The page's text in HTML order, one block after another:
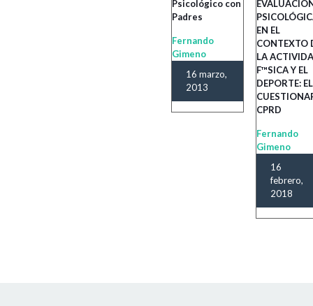
Psicológico con
Padres
Fernando
Gimeno
16 marzo,
2013
EN EL
CONTEXTO
LA
F™SICA Y EL
DEPORTE: EL
CPRD
Fernando
Gimeno
16
febrero,
2018